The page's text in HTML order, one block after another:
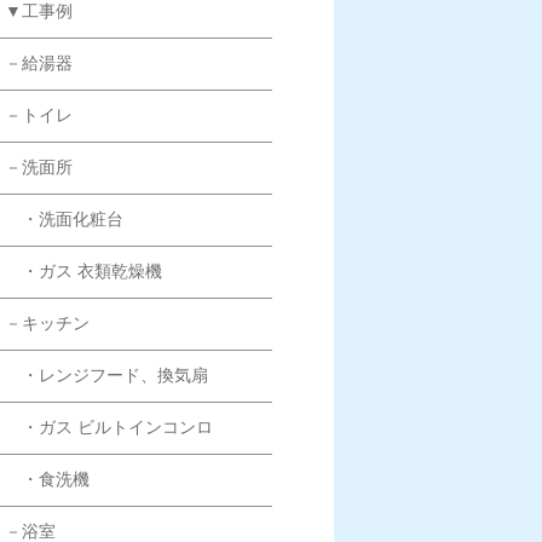
▼工事例
－給湯器
－トイレ
－洗面所
・洗面化粧台
・ガス 衣類乾燥機
－キッチン
・レンジフード、換気扇
・ガス ビルトインコンロ
・食洗機
－浴室